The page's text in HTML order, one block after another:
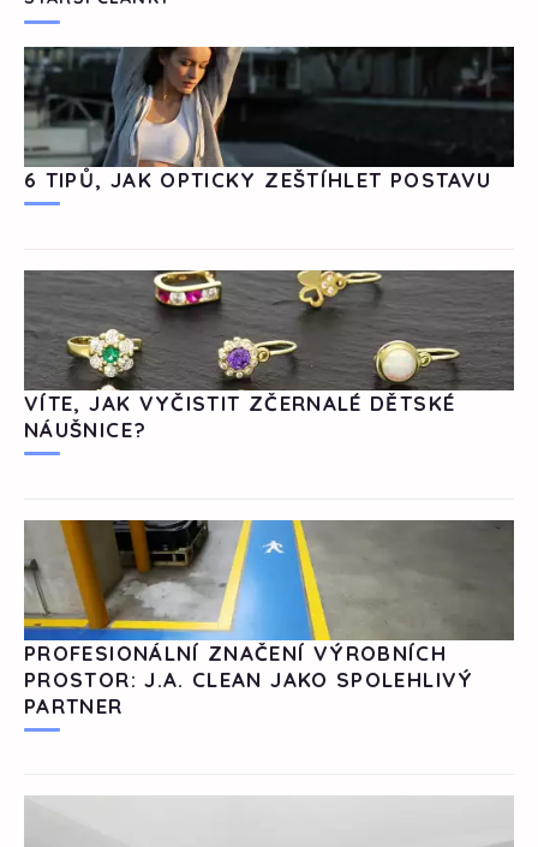
6 TIPŮ, JAK OPTICKY ZEŠTÍHLET POSTAVU
VÍTE, JAK VYČISTIT ZČERNALÉ DĚTSKÉ
NÁUŠNICE?
PROFESIONÁLNÍ ZNAČENÍ VÝROBNÍCH
PROSTOR: J.A. CLEAN JAKO SPOLEHLIVÝ
PARTNER